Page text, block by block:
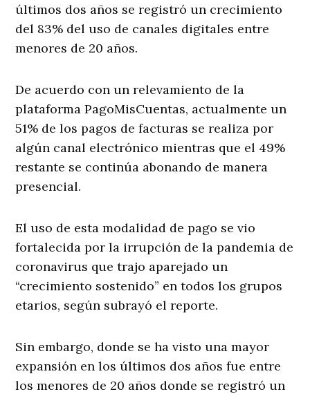
últimos dos años se registró un crecimiento
del 83% del uso de canales digitales entre
menores de 20 años.
De acuerdo con un relevamiento de la
plataforma PagoMisCuentas, actualmente un
51% de los pagos de facturas se realiza por
algún canal electrónico mientras que el 49%
restante se continúa abonando de manera
presencial.
El uso de esta modalidad de pago se vio
fortalecida por la irrupción de la pandemia de
coronavirus que trajo aparejado un
“crecimiento sostenido” en todos los grupos
etarios, según subrayó el reporte.
Sin embargo, donde se ha visto una mayor
expansión en los últimos dos años fue entre
los menores de 20 años donde se registró un